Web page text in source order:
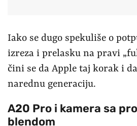
Iako se dugo spekuliše o
izreza i prelasku na pravi
čini se da Apple taj korak i
narednu generaciju.
A20 Pro i kamera sa
blendom